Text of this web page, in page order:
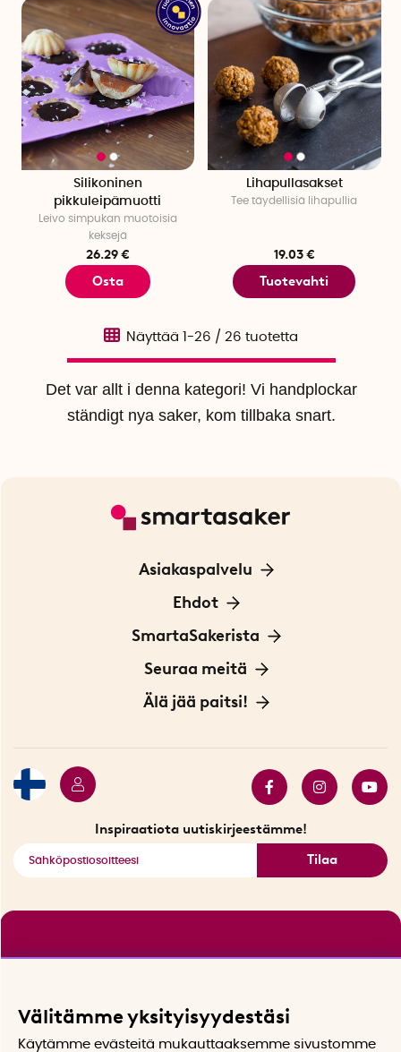
Silikoninen
pikkuleipämuotti
Leivo simpukan muotoisia
keksejä
26.29 €
Osta
Lihapullasakset
Tee täydellisiä lihapullia
19.03 €
Tuotevahti
Det var allt i denna kategori! Vi handplockar
ständigt nya saker, kom tillbaka snart.
Näyttää 1-26 / 26 tuotetta
Asiakaspalvelu
Ota yhteyttä
Ehdot
Tietoa evästeistä
Yksityisyydensuoja
Sopimusehdot
SmartaSakerista
Meistä
Myymälä Tukholmassa
Seuraa meitä
Innovaattoriblogi
Älä jää paitsi!
Inspiraatiota uutiskirjeestämme!
Tilaa
Välitämme yksityisyydestäsi
Käytämme evästeitä mukauttaaksemme sivustomme